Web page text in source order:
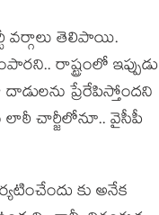
వ‌ర్గాలు తెలిపాయి.
రాష్ట్రంలో ఇప్పుడు
ప్రేరేపిస్తోంద‌ని
లాఠీ చార్జీలోనూ.. వైసీపీ
కు అనేక